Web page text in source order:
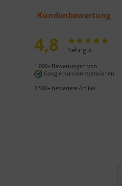
Kundenbewertung
4,8 Sehr gut
1.000+ Bewertungen von
Google Kundenrezensionen
3.500+ bewertete Artikel